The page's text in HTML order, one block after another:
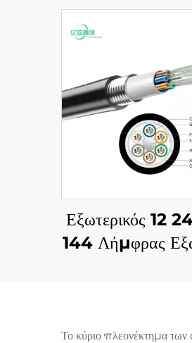
Εξωτερικός 12
144 Λήμφρας
Το κύριο πλεονέκτημα των